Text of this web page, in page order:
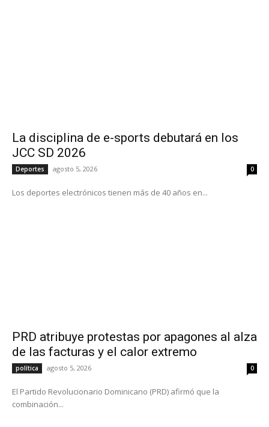
La disciplina de e-sports debutará en los
JCC SD 2026
Deportes agosto 5, 2026 0
Los deportes electrónicos tienen más de 40 años en...
PRD atribuye protestas por apagones al alza
de las facturas y el calor extremo
política agosto 5, 2026 0
El Partido Revolucionario Dominicano (PRD) afirmó que la
combinación...